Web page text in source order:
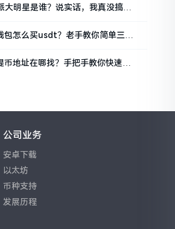
大明星是谁？说实话，我真没搞明
包怎么买usdt？老手教你简单三步
地址在哪找？手把手教你快速查
公司业务
安卓下载
以太坊
币种支持
发展历程